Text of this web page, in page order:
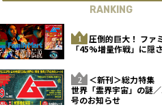
RANKING
圧倒的巨大！ ファ
「45%増量作戦」に隠
＜新刊＞総力特集
世界「霊界宇宙」の謎
号のお知らせ